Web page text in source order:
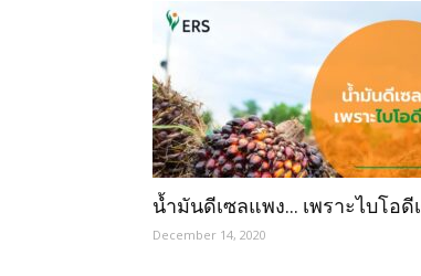
น้ำมันดีเซลแพง… เพราะไบโอดี
December 14, 2020